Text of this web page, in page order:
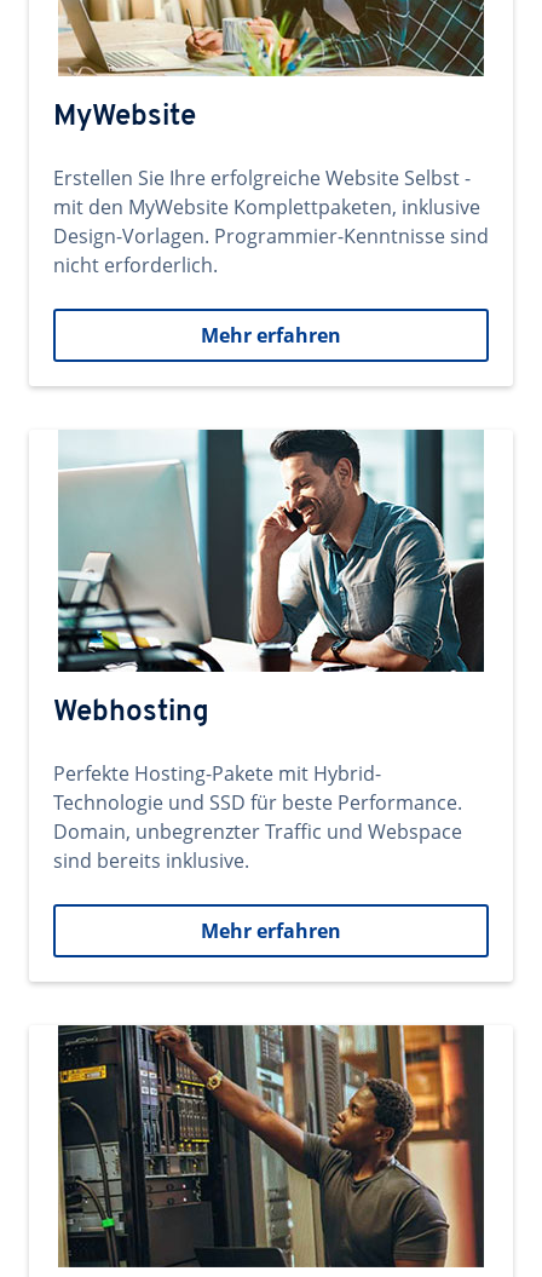
MyWebsite
Erstellen Sie Ihre erfolgreiche Website Selbst -
mit den MyWebsite Komplettpaketen, inklusive
Design-Vorlagen. Programmier-Kenntnisse sind
nicht erforderlich.
Mehr erfahren
Webhosting
Perfekte Hosting-Pakete mit Hybrid-
Technologie und SSD für beste Performance.
Domain, unbegrenzter Traffic und Webspace
sind bereits inklusive.
Mehr erfahren